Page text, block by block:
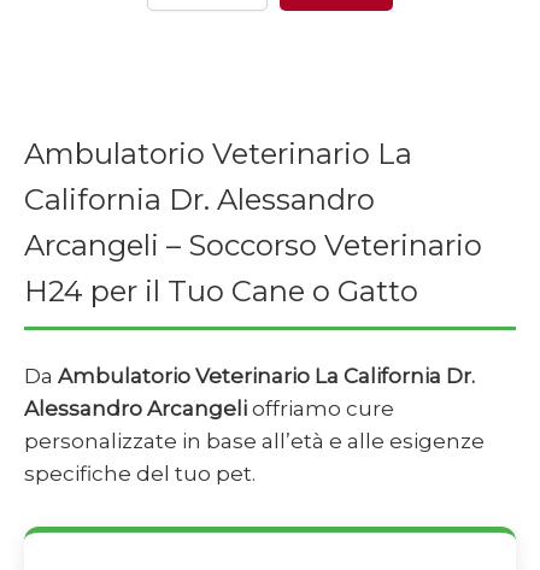
Ambulatorio Veterinario La
California Dr. Alessandro
Arcangeli – Soccorso Veterinario
H24 per il Tuo Cane o Gatto
Da Ambulatorio Veterinario La California Dr.
Alessandro Arcangeli offriamo cure
personalizzate in base all’età e alle esigenze
specifiche del tuo pet.